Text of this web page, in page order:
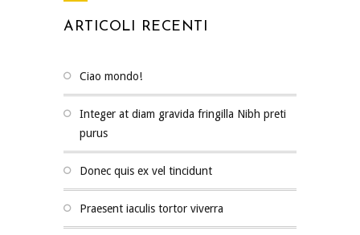
ARTICOLI RECENTI
Ciao mondo!
Integer at diam gravida fringilla Nibh preti
purus
Donec quis ex vel tincidunt
Praesent iaculis tortor viverra